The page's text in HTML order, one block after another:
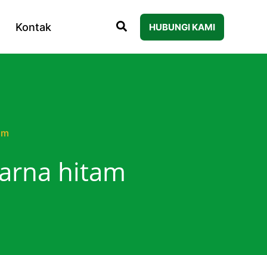
Kontak HUBUNGI KAMI
hitam